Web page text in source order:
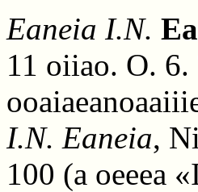
Eaneia I.N.
11 oiiao. O. 6.
I.N. Eaneia,
100 (a oeeea